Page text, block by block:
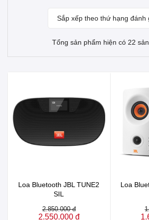
Sắp xếp theo thứ hạng đánh
Tổng sản phẩm hiện có 22
Loa Bluetooth JBL TUNE2
SIL
2.850.000 đ
2.550.000 đ
Loa